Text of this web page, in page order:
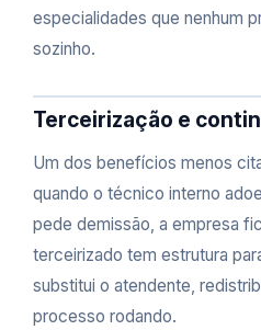
especialidades que nenhum
sozinho.
Terceirização e
Um dos benefícios menos
quando o técnico interno
pede demissão, a empresa
terceirizado tem estrutura
substitui o atendente,
processo rodando.